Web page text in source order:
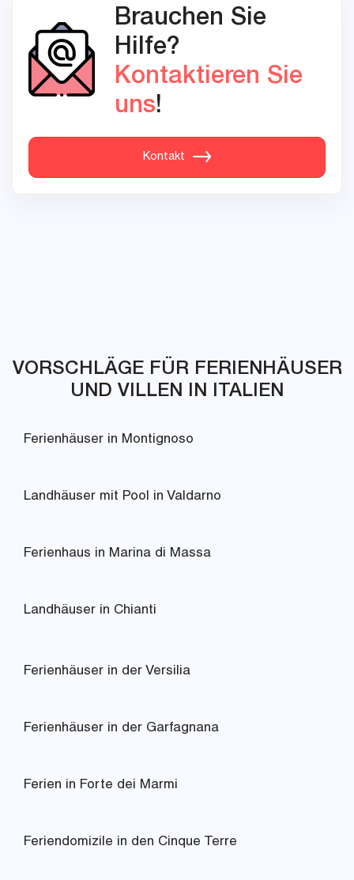
Brauchen Sie
Hilfe?
Kontaktieren Sie
uns!
Kontakt
VORSCHLÄGE FÜR FERIENHÄUSER
UND VILLEN IN ITALIEN
Ferienhäuser in Montignoso
Landhäuser mit Pool in Valdarno
Ferienhaus in Marina di Massa
Landhäuser in Chianti
Ferienhäuser in der Versilia
Ferienhäuser in der Garfagnana
Ferien in Forte dei Marmi
Feriendomizile in den Cinque Terre